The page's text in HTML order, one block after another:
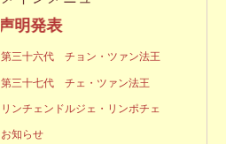
第三十六代 チョン・ツァン法王
第三十七代 チェ・ツァン法王
リンチェンドルジェ・リンポチェ
お知らせ